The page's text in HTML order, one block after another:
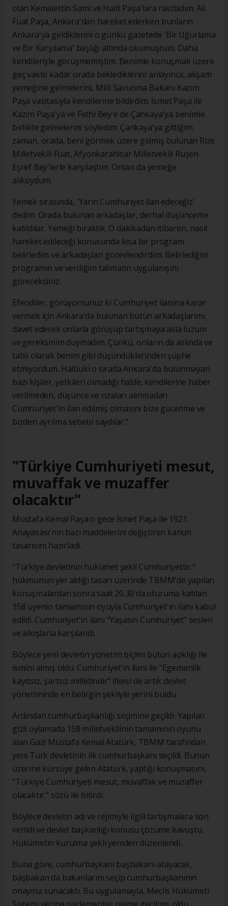
olan Kemalettin Sami ve Halit Paşa'lara rastladım. Ali
Fuat Paşa, Ankara'dan hareket ederken bunların
Ankara'ya geldiklerini o günkü gazetede 'Bir Uğurlama
ve Bir Karşılama' başlığı altında okumuştum. Daha
kendileriyle görüşmemiştim. Benimle konuşmak üzere
geç vakte kadar orada beklediklerini anlayınca, akşam
yemeğine gelmelerini, Milli Savunma Bakanı Kazım
Paşa vasıtasıyla kendilerine bildirdim. İsmet Paşa ile
Kazım Paşa'ya ve Fethi Bey'e de Çankaya'ya benimle
birlikte gelmelerini söyledim. Çankaya'ya gittiğim
zaman, orada, beni görmek üzere gelmiş bulunan Rize
Milletvekili Fuat, Afyonkarahisar Milletvekili Ruşen
Eşref Bey'lerle karşılaştım. Onları da yemeğe
alıkoydum.
Yemek sırasında, 'Yarın Cumhuriyet ilan edeceğiz'
dedim. Orada bulunan arkadaşlar, derhal düşünceme
katıldılar. Yemeği bıraktık. O dakikadan itibaren, nasıl
hareket edileceği konusunda kısa bir program
belirledim ve arkadaşları görevlendirdim. Belirlediğim
programın ve verdiğim talimatın uygulanışını
göreceksiniz.
Efendiler, görüyorsunuz ki Cumhuriyet ilanına karar
vermek için Ankara'da bulunan bütün arkadaşlarımı
davet ederek onlarla görüşüp tartışmaya asla lüzum
ve gereksinim duymadım. Çünkü, onların da aslında ve
tabii olarak benim gibi düşündüklerinden şüphe
etmiyordum. Halbuki o sırada Ankara'da bulunmayan
bazı kişiler, yetkileri olmadığı halde, kendilerine haber
verilmeden, düşünce ve rızaları alınmadan
Cumhuriyet'in ilan edilmiş olmasını bize gücenme ve
bizden ayrılma sebebi saydılar."
"Türkiye Cumhuriyeti mesut,
muvaffak ve muzaffer
olacaktır"
Mustafa Kemal Paşa o gece İsmet Paşa ile 1921
Anayasası'nın bazı maddelerini değiştiren kanun
tasarısını hazırladı.
"Türkiye devletinin hükümet şekli Cumhuriyettir."
hükmünün yer aldığı tasarı üzerinde TBMM'de yapılan
konuşmalardan sonra saat 20.30'da oturuma katılan
158 üyenin tamamının oyuyla Cumhuriyet'in ilanı kabul
edildi. Cumhuriyet'in ilanı "Yaşasın Cumhuriyet" sesleri
ve alkışlarla karşılandı.
Böylece yeni devletin yönetim biçimi bütün açıklığı ile
ismini almış oldu. Cumhuriyet'in ilanı ile "Egemenlik
kayıtsız, şartsız milletindir" ilkesi de artık devlet
yönetiminde en belirgin şekliyle yerini buldu.
Ardından cumhurbaşkanlığı seçimine geçildi. Yapılan
gizli oylamada 158 milletvekilinin tamamının oyunu
alan Gazi Mustafa Kemal Atatürk, TBMM tarafından
yeni Türk devletinin ilk cumhurbaşkanı seçildi. Bunun
üzerine kürsüye gelen Atatürk, yaptığı konuşmasını,
"Türkiye Cumhuriyeti mesut, muvaffak ve muzaffer
olacaktır." sözü ile bitirdi.
Böylece devletin adı ve rejimiyle ilgili tartışmalara son
verildi ve devlet başkanlığı konusu çözüme kavuştu.
Hükümetin kurulma şekli yeniden düzenlendi.
Buna göre, cumhurbaşkanı başbakanı atayacak,
başbakan da bakanlarını seçip cumhurbaşkanının
onayına sunacaktı. Bu uygulamayla, Meclis Hükümeti